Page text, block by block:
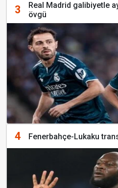
3
Real Madrid galibiyetle
övgü
4 Fenerbahçe-Lukaku